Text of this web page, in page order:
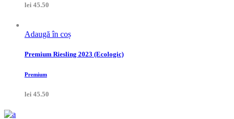
lei 45.50
Adaugă în coș
Premium Riesling 2023 (Ecologic)
Premium
lei 45.50